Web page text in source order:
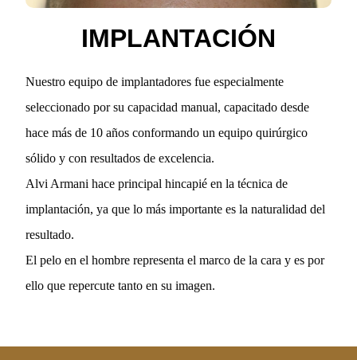
IMPLANTACIÓN
Nuestro equipo de implantadores fue especialmente
seleccionado por su capacidad manual, capacitado desde
hace más de 10 años conformando un equipo quirúrgico
sólido y con resultados de excelencia.
Alvi Armani hace principal hincapié en la técnica de
implantación, ya que lo más importante es la naturalidad del
resultado.
El pelo en el hombre representa el marco de la cara y es por
ello que repercute tanto en su imagen.